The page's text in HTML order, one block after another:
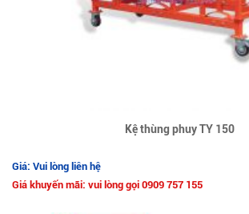
Kệ thùng phuy TY 150
Giá: Vui lòng liên hệ
Giá khuyến mãi: vui lòng gọi 0909 757 155